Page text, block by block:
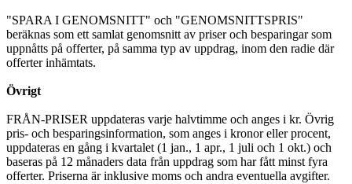
"SPARA I GENOMSNITT" och "GENOMSNITTSPRIS"
beräknas som ett samlat genomsnitt av priser och besparingar som
uppnåtts på offerter, på samma typ av uppdrag, inom den radie där
offerter inhämtats.
Övrigt
FRÅN-PRISER uppdateras varje halvtimme och anges i kr. Övrig
pris- och besparingsinformation, som anges i kronor eller procent,
uppdateras en gång i kvartalet (1 jan., 1 apr., 1 juli och 1 okt.) och
baseras på 12 månaders data från uppdrag som har fått minst fyra
offerter. Priserna är inklusive moms och andra eventuella avgifter.